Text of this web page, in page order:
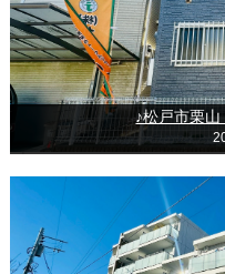
♪松戸市栗